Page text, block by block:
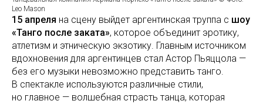
Leo Mason
15 апреля на сцену выйдет аргентинская труппа с шоу
«Танго после заката», которое объединит эротику,
атлетизм и этническую экзотику. Главным источником
вдохновения для аргентинцев стал Астор Пьяццола —
без его музыки невозможно представить танго.
В спектакле используются различные стили,
но главное — волшебная страсть танца, которая